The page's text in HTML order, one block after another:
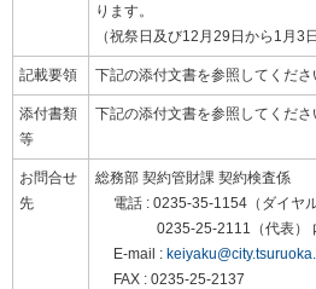
ります。
（祝祭日及び12月29日から1月3
記載要領 下記の添付文書を参照してくださ
添付書類
等
下記の添付文書を参照してくださ
お問合せ
先
総務部 契約管財課 契約検査係
電話 : 0235-35-1154（ダイヤル
0235-25-2111（代表） 内
E-mail :
FAX : 0235-25-2137